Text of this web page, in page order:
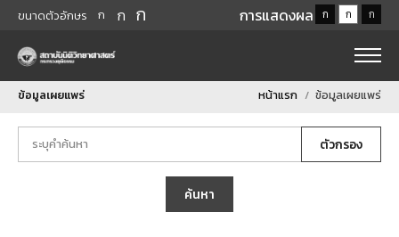
ขนาดตัวอักษร ก ก ก การแสดงผล ก ก ก
ข้อมูลเผยแพร่ หน้าแรก ข้อมูลเผยแพร่
ตัวกรอง
ค้นหา